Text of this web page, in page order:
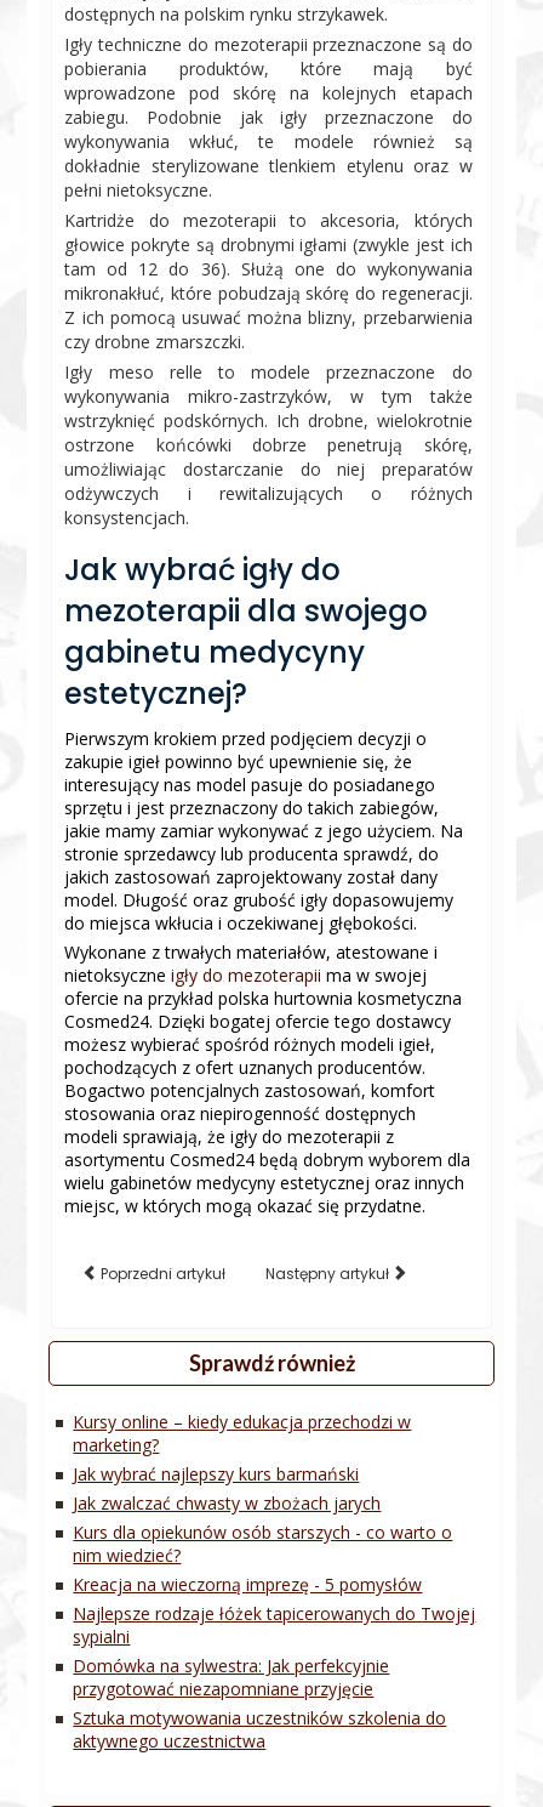
dostępnych na polskim rynku strzykawek.
Igły techniczne do mezoterapii przeznaczone są do
pobierania produktów, które mają być
wprowadzone pod skórę na kolejnych etapach
zabiegu. Podobnie jak igły przeznaczone do
wykonywania wkłuć, te modele również są
dokładnie sterylizowane tlenkiem etylenu oraz w
pełni nietoksyczne.
Kartridże do mezoterapii to akcesoria, których
głowice pokryte są drobnymi igłami (zwykle jest ich
tam od 12 do 36). Służą one do wykonywania
mikronakłuć, które pobudzają skórę do regeneracji.
Z ich pomocą usuwać można blizny, przebarwienia
czy drobne zmarszczki.
Igły meso relle to modele przeznaczone do
wykonywania mikro-zastrzyków, w tym także
wstrzyknięć podskórnych. Ich drobne, wielokrotnie
ostrzone końcówki dobrze penetrują skórę,
umożliwiając dostarczanie do niej preparatów
odżywczych i rewitalizujących o różnych
konsystencjach.
Jak wybrać igły do
mezoterapii dla swojego
gabinetu medycyny
estetycznej?
Pierwszym krokiem przed podjęciem decyzji o
zakupie igieł powinno być upewnienie się, że
interesujący nas model pasuje do posiadanego
sprzętu i jest przeznaczony do takich zabiegów,
jakie mamy zamiar wykonywać z jego użyciem. Na
stronie sprzedawcy lub producenta sprawdź, do
jakich zastosowań zaprojektowany został dany
model. Długość oraz grubość igły dopasowujemy
do miejsca wkłucia i oczekiwanej głębokości.
Wykonane z trwałych materiałów, atestowane i
nietoksyczneigły do mezoterapii ma w swojej
ofercie na przykład polska hurtownia kosmetyczna
Cosmed24. Dzięki bogatej ofercie tego dostawcy
możesz wybierać spośród różnych modeli igieł,
pochodzących z ofert uznanych producentów.
Bogactwo potencjalnych zastosowań, komfort
stosowania oraz niepirogenność dostępnych
modeli sprawiają, że igły do mezoterapii z
asortymentu Cosmed24 będą dobrym wyborem dla
wielu gabinetów medycyny estetycznej oraz innych
miejsc, w których mogą okazać się przydatne.
Poprzedni artykuł Następny artykuł
Sprawdź również
Kursy online – kiedy edukacja przechodzi w
marketing?
Jak wybrać najlepszy kurs barmański
Jak zwalczać chwasty w zbożach jarych
Kurs dla opiekunów osób starszych - co warto o
nim wiedzieć?
Kreacja na wieczorną imprezę - 5 pomysłów
Najlepsze rodzaje łóżek tapicerowanych do Twojej
sypialni
Domówka na sylwestra: Jak perfekcyjnie
przygotować niezapomniane przyjęcie
Sztuka motywowania uczestników szkolenia do
aktywnego uczestnictwa